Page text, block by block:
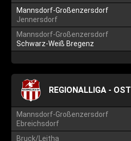
Mannsdorf-Großenzersdorf
Jennersdorf
Mannsdorf-Großenzersdorf
Schwarz-Weiß Bregenz
REGIONALLIGA - OST
Mannsdorf-Großenzersdorf
Ebreichsdorf
Bruck/Leitha